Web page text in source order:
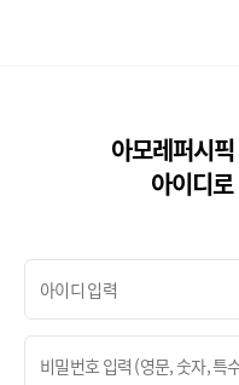
아모레퍼시
아이디